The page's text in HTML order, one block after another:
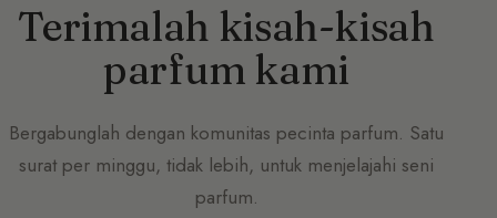
Terimalah kisah-kisah
parfum kami
Bergabunglah dengan komunitas pecinta parfum. Satu
surat per minggu, tidak lebih, untuk menjelajahi seni
parfum.